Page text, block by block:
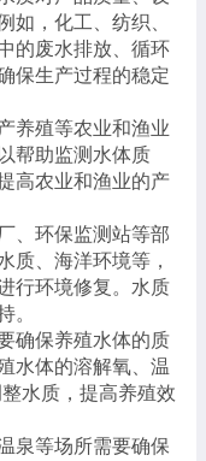
如，化工、纺织、
的废水排放、循环
保生产过程的稳定
养殖等农业和渔业
帮助监测水体质
高农业和渔业的产
、环保监测站等部
质、海洋环境等，
行环境修复。水质
。
确保养殖水体的质
水体的溶解氧、温
水质，提高养殖效
泉等场所需要确保